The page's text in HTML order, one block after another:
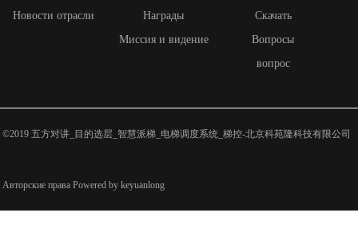
Новости отрасли
Награды
Миссия и видение
Скачать
Вопросы
вопрос
©2019 五方对讲_目的选层_智慧派梯_电梯调度系统_梯控-北京科苑隆科技有限公司
Авторские права Powered by keyuanlong